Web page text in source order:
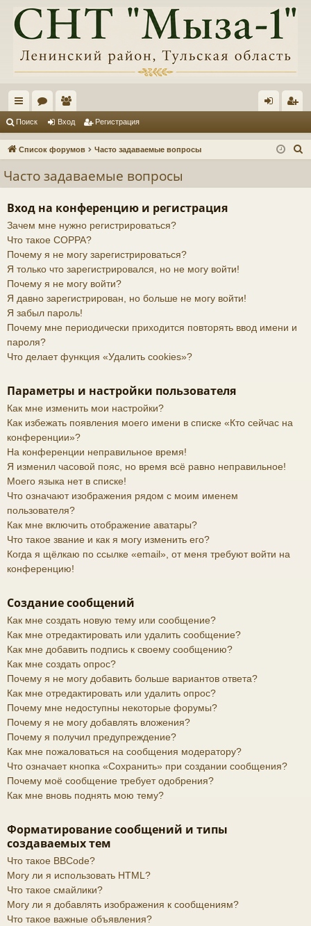
с
ы ум
ол
ьз
ат
ел
и
д ис
Поиск Вход Регистрация
Список форумов Часто задаваемые вопросы
Часто задаваемые вопросы
Вход на конференцию и регистрация
Зачем мне нужно регистрироваться?
Что такое COPPA?
Почему я не могу зарегистрироваться?
Я только что зарегистрировался, но не могу войти!
Почему я не могу войти?
Я давно зарегистрирован, но больше не могу войти!
Я забыл пароль!
Почему мне периодически приходится повторять ввод имени и
пароля?
Что делает функция «Удалить cookies»?
Параметры и настройки пользователя
Как мне изменить мои настройки?
Как избежать появления моего имени в списке «Кто сейчас на
конференции»?
На конференции неправильное время!
Я изменил часовой пояс, но время всё равно неправильное!
Моего языка нет в списке!
Что означают изображения рядом с моим именем
пользователя?
Как мне включить отображение аватары?
Что такое звание и как я могу изменить его?
Когда я щёлкаю по ссылке «email», от меня требуют войти на
конференцию!
Создание сообщений
Как мне создать новую тему или сообщение?
Как мне отредактировать или удалить сообщение?
Как мне добавить подпись к своему сообщению?
Как мне создать опрос?
Почему я не могу добавить больше вариантов ответа?
Как мне отредактировать или удалить опрос?
Почему мне недоступны некоторые форумы?
Почему я не могу добавлять вложения?
Почему я получил предупреждение?
Как мне пожаловаться на сообщения модератору?
Что означает кнопка «Сохранить» при создании сообщения?
Почему моё сообщение требует одобрения?
Как мне вновь поднять мою тему?
Форматирование сообщений и типы
создаваемых тем
Что такое BBCode?
Могу ли я использовать HTML?
Что такое смайлики?
Могу ли я добавлять изображения к сообщениям?
Что такое важные объявления?